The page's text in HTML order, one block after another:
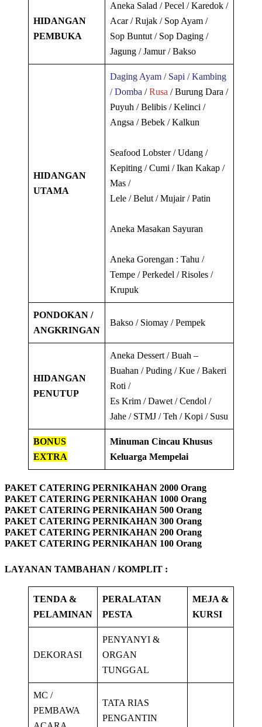
HIDANGAN
PEMBUKA
Aneka Salad / Pecel / Karedok /
Acar / Rujak / Sop Ayam /
Sop Buntut / Sop Daging /
Jagung / Jamur / Bakso
HIDANGAN
UTAMA
Daging Ayam / Sapi / Kambing
/ Domba /Rusa / Burung Dara /
Puyuh / Belibis / Kelinci /
Angsa / Bebek / Kalkun
Seafood Lobster / Udang /
Kepiting / Cumi / Ikan Kakap /
Mas /
Lele / Belut / Mujair / Patin
Aneka Masakan Sayuran
Aneka Gorengan : Tahu /
Tempe / Perkedel / Risoles /
Krupuk
PONDOKAN /
ANGKRINGAN
Bakso / Siomay / Pempek
HIDANGAN
PENUTUP
Aneka Dessert / Buah –
Buahan / Puding / Kue / Bakeri
Roti /
Es Krim / Dawet / Cendol /
Jahe / STMJ / Teh / Kopi / Susu
BONUS
EXTRA
Minuman Cincau Khusus
Keluarga Mempelai
PAKET CATERING PERNIKAHAN 2000 Orang
PAKET CATERING PERNIKAHAN 1000 Orang
PAKET CATERING PERNIKAHAN 500 Orang
PAKET CATERING PERNIKAHAN 300 Orang
PAKET CATERING PERNIKAHAN 200 Orang
PAKET CATERING PERNIKAHAN 100 Orang
LAYANAN TAMBAHAN / KOMPLIT :
TENDA &
PELAMINAN
PERALATAN
PESTA
MEJA &
KURSI
DEKORASI
PENYANYI &
ORGAN
TUNGGAL
MC /
PEMBAWA
TATA RIAS
PENGANTIN